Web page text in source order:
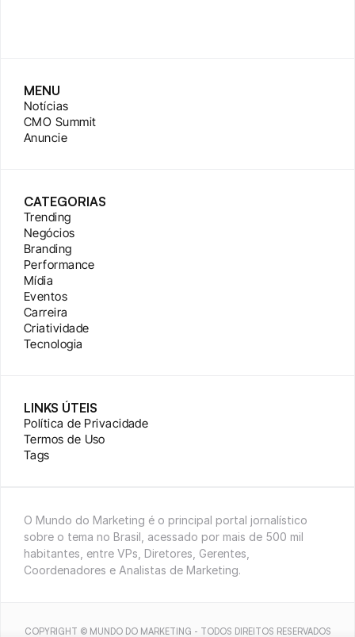
MENU
Notícias
CMO Summit
Anuncie
CATEGORIAS
Trending
Negócios
Branding
Performance
Mídia
Eventos
Carreira
Criatividade
Tecnologia
LINKS ÚTEIS
Política de Privacidade
Termos de Uso
Tags
O Mundo do Marketing é o principal portal jornalístico
sobre o tema no Brasil, acessado por mais de 500 mil
habitantes, entre VPs, Diretores, Gerentes,
Coordenadores e Analistas de Marketing.
COPYRIGHT © MUNDO DO MARKETING - TODOS DIREITOS RESERVADOS